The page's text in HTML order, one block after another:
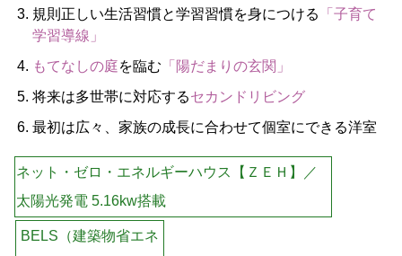
規則正しい生活習慣と学習習慣を身につける
「子育て
学習導線」
もてなしの庭を臨む 「陽だまりの玄関」
将来は多世帯に対応するセカンドリビング
最初は広々、家族の成長に合わせて個室にできる洋室
ネット・ゼロ・エネルギーハウス【ＺＥＨ】／
太陽光発電 5.16kw搭載
BELS（建築物省エネ